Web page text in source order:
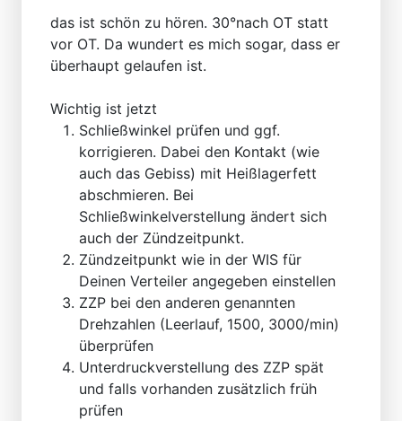
das ist schön zu hören. 30°nach OT statt
vor OT. Da wundert es mich sogar, dass er
überhaupt gelaufen ist.
Wichtig ist jetzt
Schließwinkel prüfen und ggf.
korrigieren. Dabei den Kontakt (wie
auch das Gebiss) mit Heißlagerfett
abschmieren. Bei
Schließwinkelverstellung ändert sich
auch der Zündzeitpunkt.
Zündzeitpunkt wie in der WIS für
Deinen Verteiler angegeben einstellen
ZZP bei den anderen genannten
Drehzahlen (Leerlauf, 1500, 3000/min)
überprüfen
Unterdruckverstellung des ZZP spät
und falls vorhanden zusätzlich früh
prüfen